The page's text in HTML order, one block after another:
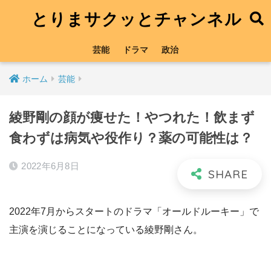
とりまサクッとチャンネル
芸能 ドラマ 政治
ホーム 芸能
綾野剛の顔が痩せた！やつれた！飲まず
食わずは病気や役作り？薬の可能性は？
2022年6月8日
2022年7月からスタートのドラマ「オールドルーキー」で
主演を演じることになっている綾野剛さん。